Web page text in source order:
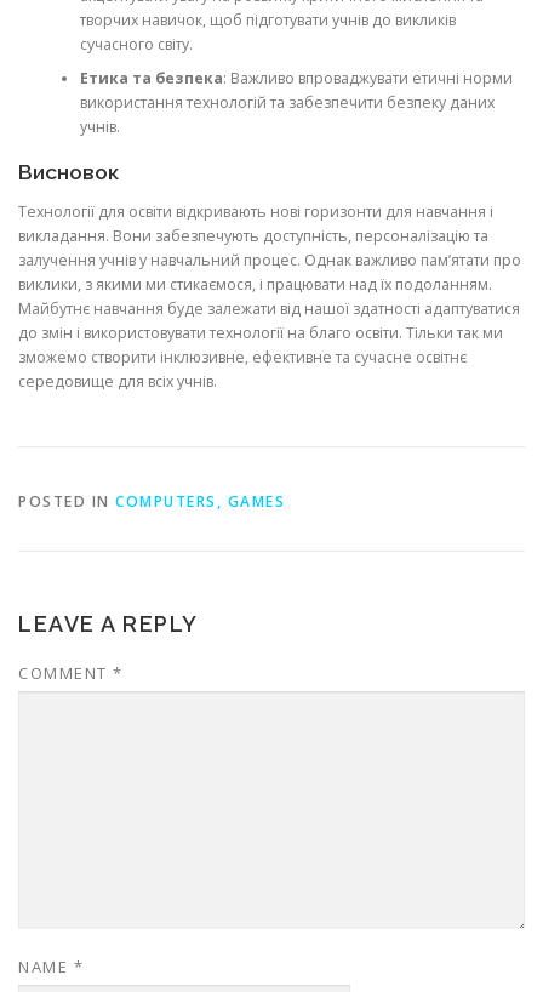
творчих навичок, щоб підготувати учнів до викликів
сучасного світу.
Етика та безпека: Важливо впроваджувати етичні норми
використання технологій та забезпечити безпеку даних
учнів.
Висновок
Технології для освіти відкривають нові горизонти для навчання і
викладання. Вони забезпечують доступність, персоналізацію та
залучення учнів у навчальний процес. Однак важливо пам’ятати про
виклики, з якими ми стикаємося, і працювати над їх подоланням.
Майбутнє навчання буде залежати від нашої здатності адаптуватися
до змін і використовувати технології на благо освіти. Тільки так ми
зможемо створити інклюзивне, ефективне та сучасне освітнє
середовище для всіх учнів.
POSTED IN COMPUTERS, GAMES
LEAVE A REPLY
COMMENT *
NAME *